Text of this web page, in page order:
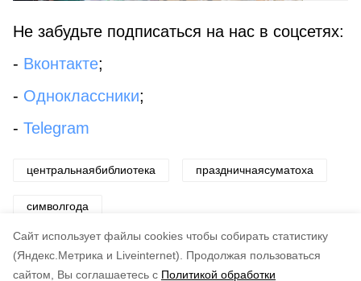
Cайт использует файлы cookies чтобы собирать статистику
(Яндекс.Метрика и Liveinternet).
Продолжая пользоваться
сайтом, Вы соглашаетесь с Политикой обработки
Не забудьте подписаться на нас в соцсетях:
- Вконтакте;
- Одноклассники;
- Telegram
центральнаябиблиотека праздничнаясуматоха
символгода
Авторы: Светлана Захарова